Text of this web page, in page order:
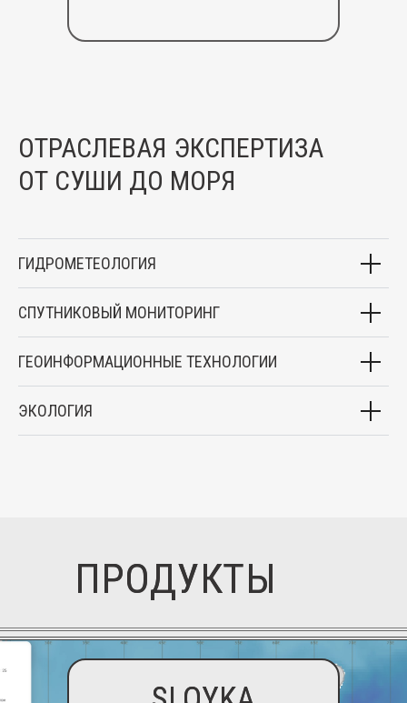
ОТРАСЛЕВАЯ ЭКСПЕРТИЗА
ОТ СУШИ ДО МОРЯ
ГИДРОМЕТЕОЛОГИЯ
СПУТНИКОВЫЙ МОНИТОРИНГ
ГЕОИНФОРМАЦИОННЫЕ ТЕХНОЛОГИИ
ЭКОЛОГИЯ
ПРОДУКТЫ